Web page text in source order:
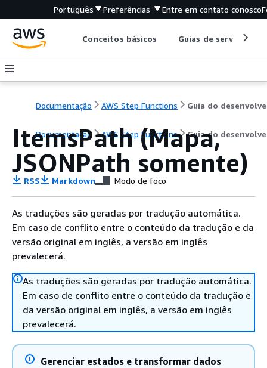
Português Preferências Entre em contato conosco
Conceitos básicos Guias de serviço
Documentação AWS Step Functions
Documentação AWS Step Functions Guia do
ItemsPath (Mapa,
JSONPath somente)
RSS Markdown Modo de foco
As traduções são geradas por tradução automática.
Em caso de conflito entre o conteúdo da tradução e da
versão original em inglês, a versão em inglês
prevalecerá.
As traduções são geradas por tradução automática.
Em caso de conflito entre o conteúdo da tradução e
da versão original em inglês, a versão em inglês
prevalecerá.
Gerenciar estados e transformar dados